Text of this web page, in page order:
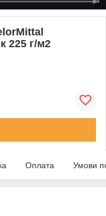
225 г/м2
Оплата Умови